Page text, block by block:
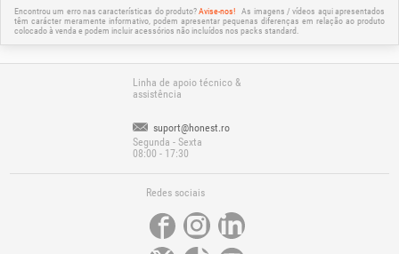
Encontrou um erro nas características do produto?Avise-nos!
As imagens / vídeos aqui apresentados
têm carácter meramente informativo, podem apresentar pequenas diferenças em relação ao produto
colocado à venda e podem incluir acessórios não incluídos nos packs standard.
Linha de apoio técnico &
assistência
suport@honest.ro
Segunda - Sexta
08:00 - 17:30
Redes sociais